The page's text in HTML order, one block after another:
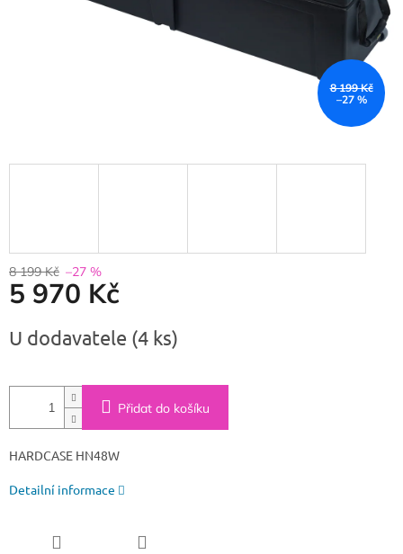
8 199 Kč
–27 %
8 199 Kč –27 %
5 970 Kč
cena:
U dodavatele (4 ks)
Přidat do košíku
HARDCASE HN48W
Detailní informace